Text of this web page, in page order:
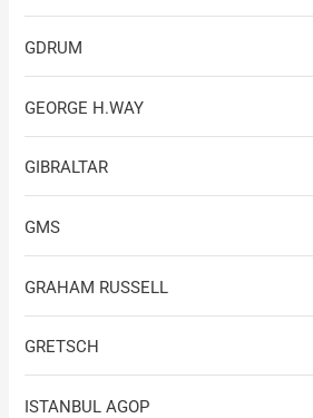
GDRUM
GEORGE H.WAY
GIBRALTAR
GMS
GRAHAM RUSSELL
GRETSCH
ISTANBUL AGOP